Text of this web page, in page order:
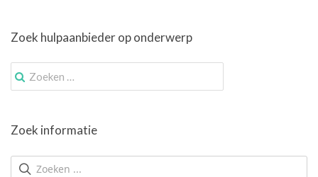
Zoek hulpaanbieder op onderwerp
Zoek
naar:
Zoek informatie